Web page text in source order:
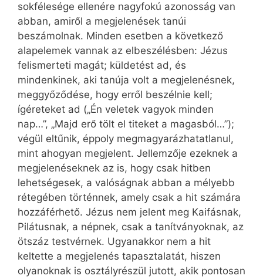
sokfélesége ellenére nagyfokú azonosság van
abban, amiről a megjelenések tanúi
beszámolnak. Minden esetben a következő
alapelemek vannak az elbeszélésben: Jézus
felismerteti magát; küldetést ad, és
mindenkinek, aki tanúja volt a megjelenésnek,
meggyőződése, hogy erről beszélnie kell;
ígéreteket ad („Én veletek vagyok minden
nap…”, „Majd erő tölt el titeket a magasból…”);
végül eltűnik, éppoly megmagyarázhatatlanul,
mint ahogyan megjelent. Jellemzője ezeknek a
megjelenéseknek az is, hogy csak hitben
lehetségesek, a valóságnak abban a mélyebb
rétegében történnek, amely csak a hit számára
hozzáférhető. Jézus nem jelent meg Kaifásnak,
Pilátusnak, a népnek, csak a tanítványoknak, az
ötszáz testvérnek. Ugyanakkor nem a hit
keltette a megjelenés tapasztalatát, hiszen
olyanoknak is osztályrészül jutott, akik pontosan